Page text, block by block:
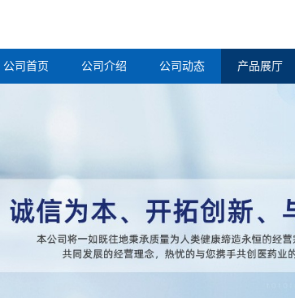
公司首页 公司介绍 公司动态 产品展厅